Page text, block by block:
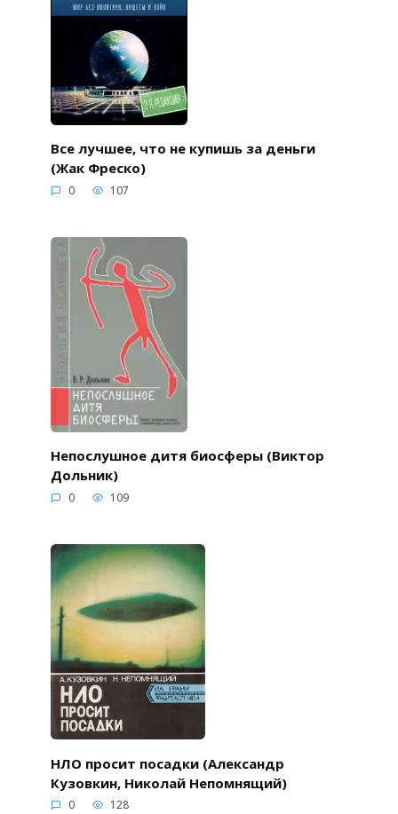
Все лучшее, что не купишь за деньги
(Жак Фреско)
0 107
Непослушное дитя биосферы (Виктор
Дольник)
0 109
НЛО просит посадки (Александр
Кузовкин, Николай Непомнящий)
0 128